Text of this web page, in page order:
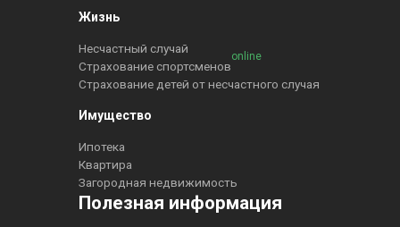
Жизнь
Несчастный случай
Страхование спортсменов
online
Страхование детей от несчастного случая
Имущество
Ипотека
Квартира
Загородная недвижимость
Полезная информация